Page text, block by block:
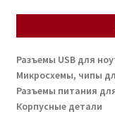
Разъемы USB для
Микросхемы, чипы
Разъемы питания
Корпусные детали